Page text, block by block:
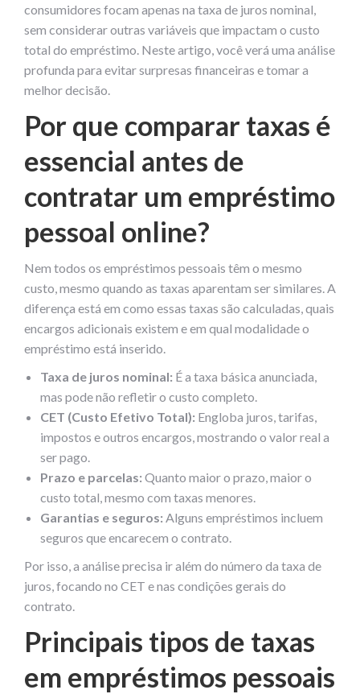
consumidores focam apenas na taxa de juros nominal,
sem considerar outras variáveis que impactam o custo
total do empréstimo. Neste artigo, você verá uma análise
profunda para evitar surpresas financeiras e tomar a
melhor decisão.
Por que comparar taxas é
essencial antes de
contratar um empréstimo
pessoal online?
Nem todos os empréstimos pessoais têm o mesmo
custo, mesmo quando as taxas aparentam ser similares. A
diferença está em como essas taxas são calculadas, quais
encargos adicionais existem e em qual modalidade o
empréstimo está inserido.
Taxa de juros nominal: É a taxa básica anunciada,
mas pode não refletir o custo completo.
CET (Custo Efetivo Total): Engloba juros, tarifas,
impostos e outros encargos, mostrando o valor real a
ser pago.
Prazo e parcelas: Quanto maior o prazo, maior o
custo total, mesmo com taxas menores.
Garantias e seguros: Alguns empréstimos incluem
seguros que encarecem o contrato.
Por isso, a análise precisa ir além do número da taxa de
juros, focando no CET e nas condições gerais do
contrato.
Principais tipos de taxas
em empréstimos pessoais